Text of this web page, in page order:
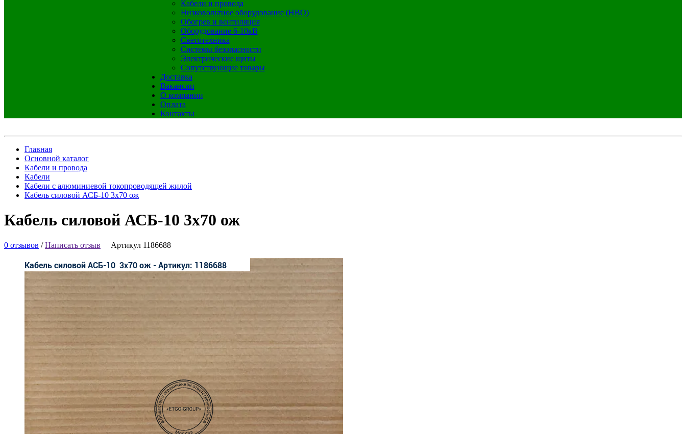
Кабели и провода
Низковольтное оборудование (НВО)
Обогрев и вентиляция
Оборудование 6-10кВ
Светотехника
Системы безопасности
Электрические щиты
Сопутствующие товары
Доставка
Вакансии
О компании
Оплата
Контакты
Главная
Основной каталог
Кабели и провода
Кабели
Кабели с алюминиевой токопроводящей жилой
Кабель силовой АСБ-10 3х70 ож
Кабель силовой АСБ-10 3х70 ож
0 отзывов /Написать отзыв Артикул 1186688